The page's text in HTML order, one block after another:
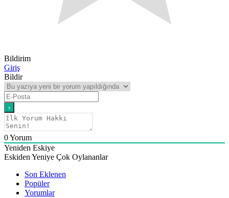
Bildirim
Giriş
Bildir
0Yorum
Yeniden Eskiye
Eskiden Yeniye Çok Oylananlar
Son Eklenen
Popüler
Yorumlar